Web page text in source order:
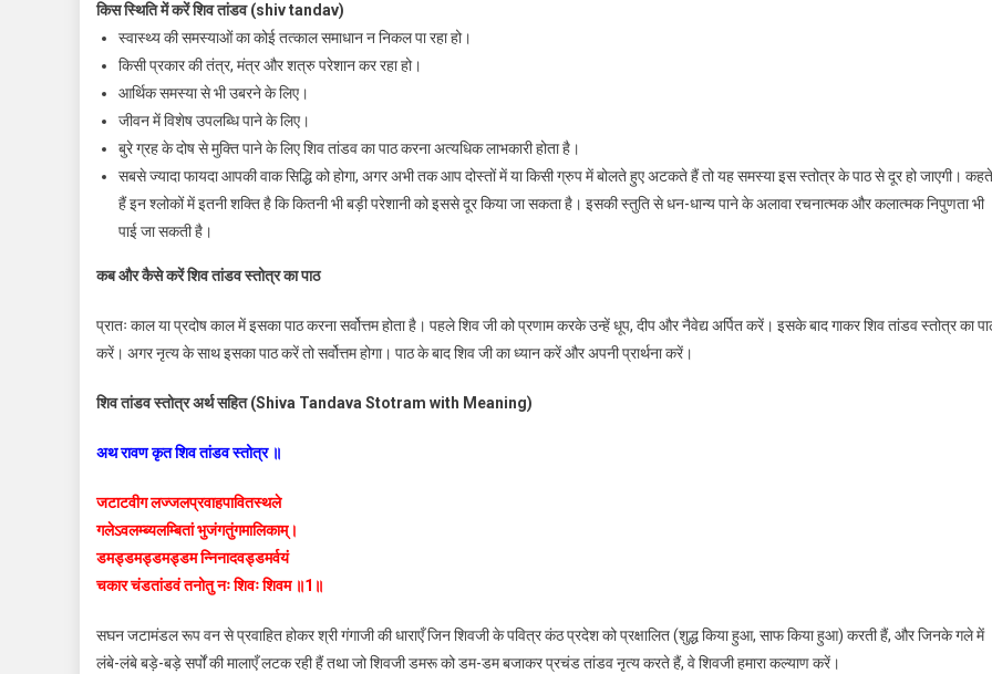
किस स्थिति में करें शिव तांडव (shiv tandav)
स्वास्थ्य की समस्याओं का कोई तत्काल समाधान न निकल पा रहा हो।
किसी प्रकार की तंत्र, मंत्र और शत्रु परेशान कर रहा हो।
आर्थिक समस्या से भी उबरने के लिए।
जीवन में विशेष उपलब्धि पाने के लिए।
बुरे ग्रह के दोष से मुक्ति पाने के लिए शिव तांडव का पाठ करना अत्यधिक लाभकारी होता है।
सबसे ज्यादा फायदा आपकी वाक सिद्धि को होगा, अगर अभी तक आप दोस्तों में या किसी ग्रुप में बोलते हुए अटकते हैं तो यह समस्या इस स्तोत्र के पाठ से दूर हो जाएगी। कहते
हैं इन श्लोकों में इतनी शक्ति है कि कितनी भी बड़ी परेशानी को इससे दूर किया जा सकता है। इसकी स्तुति से धन-धान्य पाने के अलावा रचनात्मक और कलात्मक निपुणता भी
पाई जा सकती है।
कब और कैसे करें शिव तांडव स्तोत्र का पाठ
प्रातः काल या प्रदोष काल में इसका पाठ करना सर्वोत्तम होता है। पहले शिव जी को प्रणाम करके उन्हें धूप, दीप और नैवेद्य अर्पित करें। इसके बाद गाकर शिव तांडव स्तोत्र का
करें। अगर नृत्य के साथ इसका पाठ करें तो सर्वोत्तम होगा। पाठ के बाद शिव जी का ध्यान करें और अपनी प्रार्थना करें।
शिव तांडव स्तोत्र अर्थ सहित (Shiva Tandava Stotram with Meaning)
अथ रावण कृत शिव तांडव स्तोत्र ॥
जटाटवीग लज्जलप्रवाहपावितस्थले
गलेऽवलम्ब्यलम्बितां भुजंगतुंगमालिकाम्‌।
डमड्डमड्डमड्डम न्निनादवड्डमर्वयं
चकार चंडतांडवं तनोतु नः शिवः शिवम ॥1॥
सघन जटामंडल रूप वन से प्रवाहित होकर श्री गंगाजी की धाराएँ जिन शिवजी के पवित्र कंठ प्रदेश को प्रक्षालित (शुद्ध किया हुआ, साफ किया हुआ) करती हैं, और जिनके गले में
लंबे-लंबे बड़े-बड़े सर्पों की मालाएँ लटक रही हैं तथा जो शिवजी डमरू को डम-डम बजाकर प्रचंड तांडव नृत्य करते हैं, वे शिवजी हमारा कल्याण करें।